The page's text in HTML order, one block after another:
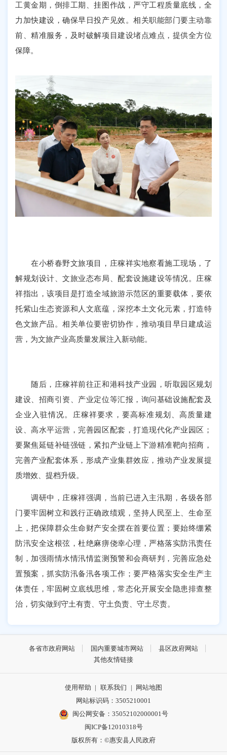
工黄金期，倒排工期、挂图作战，严守工程质量底线，全
力加快建设，确保早日投产见效。相关职能部门要主动靠
前、精准服务，及时破解项目建设堵点难点，提供全方位
保障。
在小桥春野文旅项目，庄稼祥实地察看施工现场，了
解规划设计、文旅业态布局、配套设施建设等情况。庄稼
祥指出，该项目是打造全域旅游示范区的重要载体，要依
托紫山生态资源和人文底蕴，深挖本土文化元素，打造特
色文旅产品。相关单位要密切协作，推动项目早日建成运
营，为文旅产业高质量发展注入新动能。
随后，庄稼祥前往正和港科技产业园，听取园区规划
建设、招商引资、产业定位等汇报，询问基础设施配套及
企业入驻情况。庄稼祥要求，要高标准规划、高质量建
设、高水平运营，完善园区配套，打造现代化产业园区；
要聚焦延链补链强链，紧扣产业链上下游精准靶向招商，
完善产业配套体系，形成产业集群效应，推动产业发展提
质增效、提档升级。
调研中，庄稼祥强调，当前已进入主汛期，各级各部
门要牢固树立和践行正确政绩观，坚持人民至上、生命至
上，把保障群众生命财产安全摆在首要位置；要始终绷紧
防汛安全这根弦，杜绝麻痹侥幸心理，严格落实防汛责任
制，加强雨情水情汛情监测预警和会商研判，完善应急处
置预案，抓实防汛备汛各项工作；要严格落实安全生产主
体责任，牢固树立底线思维，常态化开展安全隐患排查整
治，切实做到守土有责、守土负责、守土尽责。
各省市政府网站 国内重要城市网站
县区政府网站
其他友情链接
使用帮助 | 联系我们 |
网站地图
网站标识码：3505210001
闽公网安备：35052102000001号
闽ICP备12010318号
版权所有：©惠安县人民政府